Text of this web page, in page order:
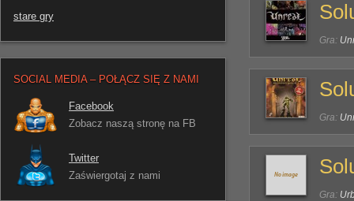
stare gry
SOCIAL MEDIA – POŁĄCZ SIĘ Z NAMI
Facebook
Zobacz naszą stronę na FB
Twitter
Zaświergotaj z nami
Gra:
Gra:
Gra: